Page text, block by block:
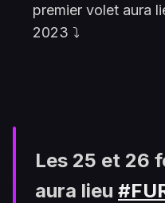
premier volet aura
2023 ⤵️
Les 25 et 26
aura lieu